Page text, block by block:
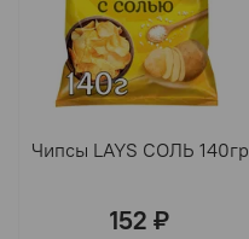
Чипсы LAYS СОЛЬ 140гр
152 ₽